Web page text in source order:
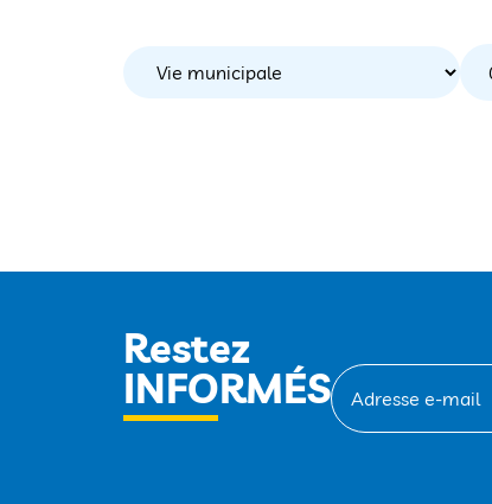
Restez
INFORMÉS